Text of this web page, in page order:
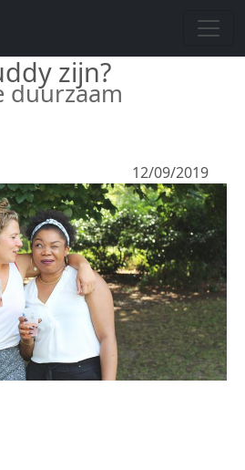
gaan
zijn?
duurzaam
12/09/2019